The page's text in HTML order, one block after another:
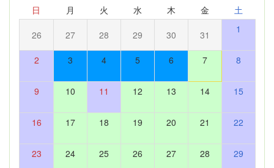
日 月 火 水 木 金 土
26 27 28 29 30 31 1
2 3 4 5 6 7 8
9 10 11 12 13 14 15
16 17 18 19 20 21 22
23 24 25 26 27 28 29